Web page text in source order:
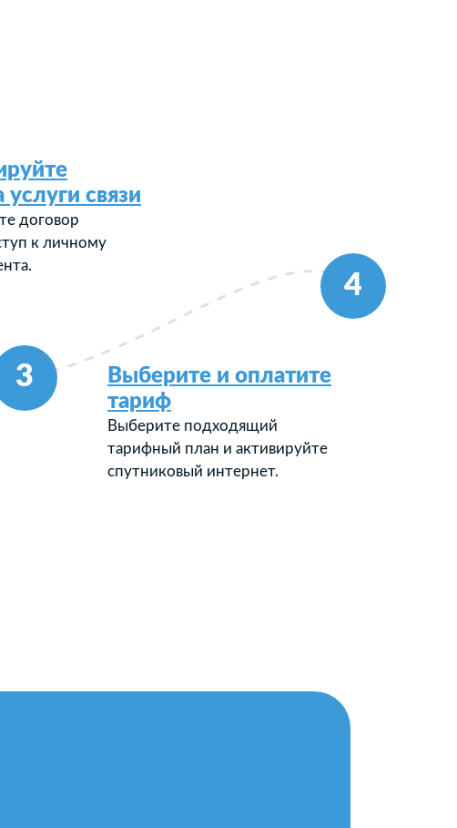
3
4
связи
договор
к личному
Выберите и оплатите
тариф
Выберите подходящий
тарифный план и активируйте
спутниковый интернет.